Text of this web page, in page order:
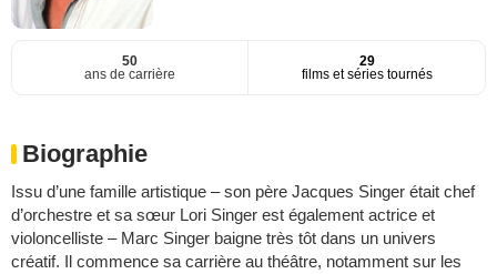
50
ans de carrière
29
films et séries tournés
Biographie
Issu d’une famille artistique – son père Jacques Singer était chef
d’orchestre et sa sœur Lori Singer est également actrice et
violoncelliste – Marc Singer baigne très tôt dans un univers
créatif. Il commence sa carrière au théâtre, notamment sur les